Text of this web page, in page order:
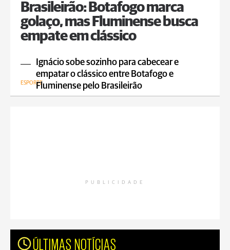
Brasileirão: Botafogo marca
golaço, mas Fluminense busca
empate em clássico
Ignácio sobe sozinho para cabecear e
empatar o clássico entre Botafogo e
Fluminense pelo Brasileirão
ESPORTE
PUBLICIDADE
ÚLTIMAS NOTÍCIAS